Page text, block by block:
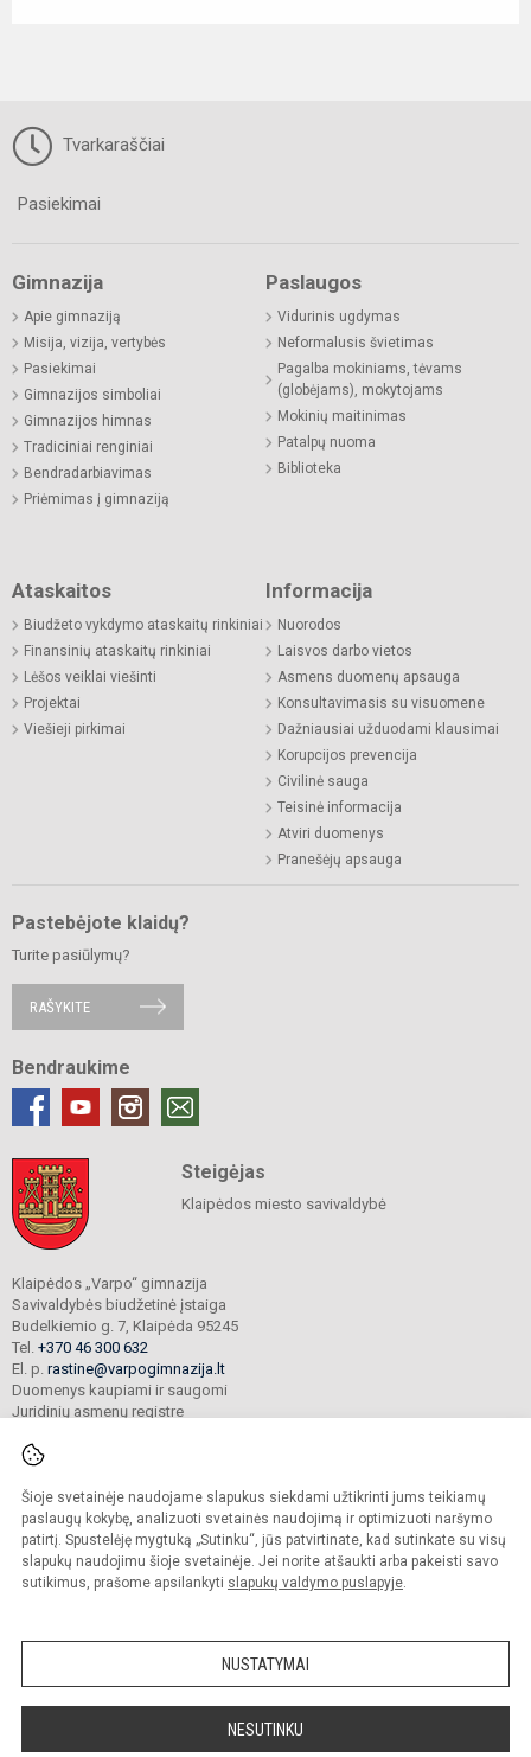
Šioje svetainėje naudojame slapukus siekdami užtikrinti jums teikiamų
paslaugų kokybę, analizuoti svetainės naudojimą ir optimizuoti naršymo
patirtį. Spustelėję mygtuką „Sutinku“, jūs patvirtinate, kad sutinkate su visų
slapukų naudojimu šioje svetainėje. Jei norite atšaukti arba pakeisti savo
sutikimus, prašome apsilankyti slapukų valdymo puslapyje.
NUSTATYMAI
NESUTINKU
Tvarkaraščiai
Pasiekimai
Gimnazija
Apie gimnaziją
Misija, vizija, vertybės
Pasiekimai
Gimnazijos simboliai
Gimnazijos himnas
Tradiciniai renginiai
Bendradarbiavimas
Priėmimas į gimnaziją
Paslaugos
Vidurinis ugdymas
Neformalusis švietimas
Pagalba mokiniams, tėvams
(globėjams), mokytojams
Mokinių maitinimas
Patalpų nuoma
Biblioteka
Ataskaitos
Biudžeto vykdymo ataskaitų rinkiniai
Finansinių ataskaitų rinkiniai
Lėšos veiklai viešinti
Projektai
Viešieji pirkimai
Informacija
Nuorodos
Laisvos darbo vietos
Asmens duomenų apsauga
Konsultavimasis su visuomene
Dažniausiai užduodami klausimai
Korupcijos prevencija
Civilinė sauga
Teisinė informacija
Atviri duomenys
Pranešėjų apsauga
Pastebėjote klaidų?
Turite pasiūlymų?
RAŠYKITE
Bendraukime
Steigėjas
Klaipėdos miesto savivaldybė
Klaipėdos „Varpo“ gimnazija
Savivaldybės biudžetinė įstaiga
Budelkiemio g. 7, Klaipėda 95245
Tel. +370 46 300 632
El. p. rastine@varpogimnazija.lt
Duomenys kaupiami ir saugomi
Juridinių asmenų registre
© 2025. Klaipėdos „Varpo“ gimnazija. Visos teisės saugomos.
Kopijuoti turinį be raštiško įstaigos administracijos sutikimo griežtai draudžiama.
Prieinamumo paraiška Slapukų valdymas